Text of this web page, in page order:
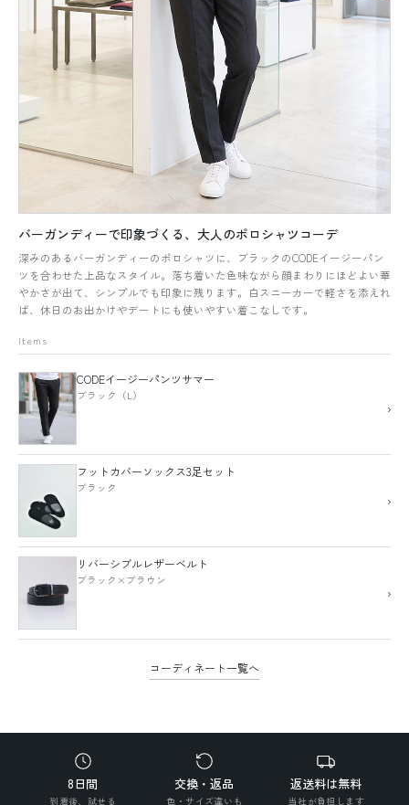
バーガンディーで印象づくる、大人のポロシャツコーデ
深みのあるバーガンディーのポロシャツに、ブラックのCODEイージーパン
ツを合わせた上品なスタイル。落ち着いた色味ながら顔まわりにほどよい華
やかさが出て、シンプルでも印象に残ります。白スニーカーで軽さを添えれ
ば、休日のお出かけやデートにも使いやすい着こなしです。
Items
CODEイージーパンツサマー
ブラック（L）
›
フットカバーソックス3足セット
ブラック
›
リバーシブルレザーベルト
ブラック×ブラウン
›
コーディネート一覧へ
8日間
到着後、試せる
交換・返品
色・サイズ違いも
返送料は無料
当社が負担します